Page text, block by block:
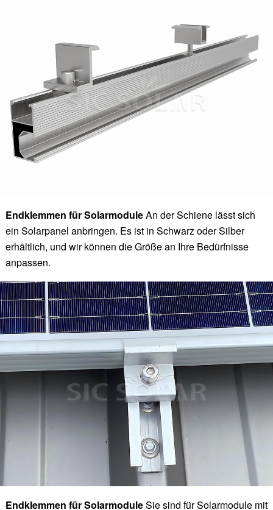
Endklemmen für SolarmoduleAn der Schiene lässt sich
ein Solarpanel anbringen. Es ist in Schwarz oder Silber
erhältlich, und wir können die Größe an Ihre Bedürfnisse
anpassen.
Endklemmen für SolarmoduleSie sind für Solarmodule mit